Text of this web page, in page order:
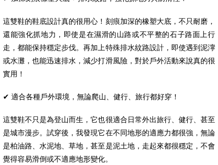
這雙鞋的鞋底設計真的很用心！刻痕加深的橡塑大底，不只耐磨，
還能強化抓地力，即使是在濕滑的山路或不平整的石子路面上行
走，都能保持穩定步伐。再加上特殊排水紋路設計，即使遇到泥濘
或水灘，也能迅速排水，減少打滑風險，對於戶外活動來說真的很
實用！
✔ 適合各種戶外環境，無論爬山、健行、旅行都好穿！
這雙鞋不只是為登山而生，它也很適合日常外出旅行、健行、甚至
是城市漫步。試穿後，我發現它在不同地形的適應力都很強，無論
是柏油路、水泥地、草地，甚至是泥土地，走起來都很穩定，不會
覺得容易滑倒或不適應地形變化。